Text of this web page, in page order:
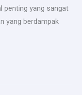
penting yang sangat
yang berdampak